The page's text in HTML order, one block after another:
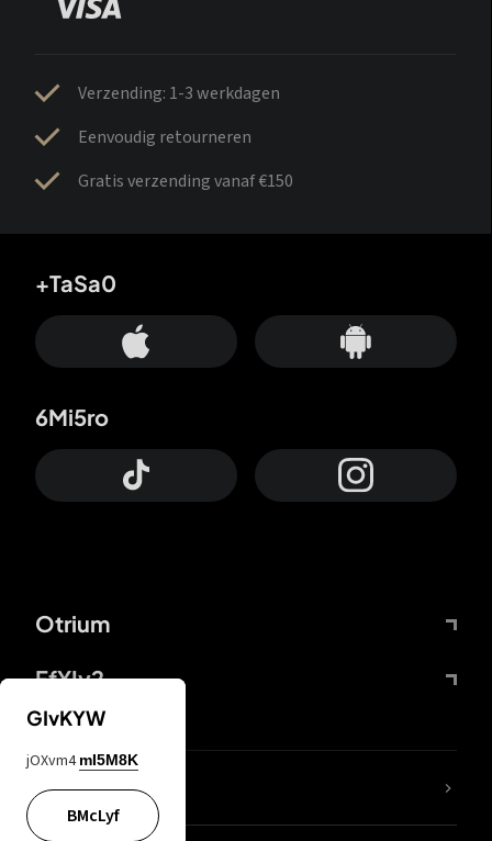
Verzending: 1-3 werkdagen
Eenvoudig retourneren
Gratis verzending vanaf €150
Otrium
FfYIy2
+TaSa0
6Mi5ro
KIjvtr
GIvKYW
jOXvm4 mI5M8K
BMcLyf